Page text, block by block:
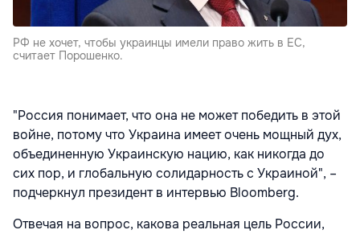
РФ не хочет, чтобы украинцы имели право жить в ЕС,
считает Порошенко.
"Россия понимает, что она не может победить в этой
войне, потому что Украина имеет очень мощный дух,
объединенную Украинскую нацию, как никогда до
сих пор, и глобальную солидарность с Украиной", –
подчеркнул президент в интервью Bloomberg.
Отвечая на вопрос, какова реальная цель России,